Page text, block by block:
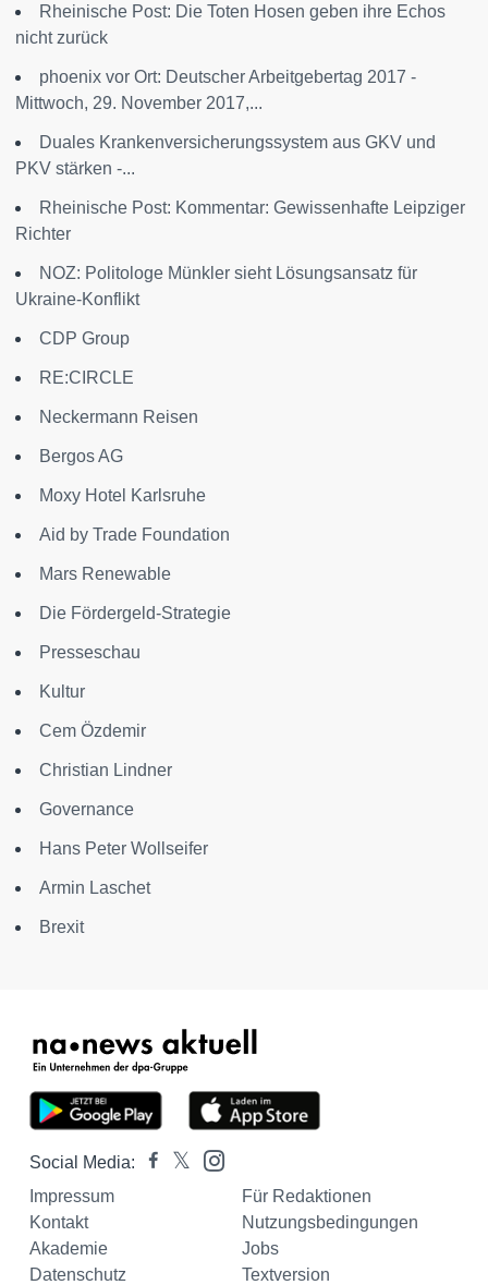
Rheinische Post: Die Toten Hosen geben ihre Echos
nicht zurück
phoenix vor Ort: Deutscher Arbeitgebertag 2017 -
Mittwoch, 29. November 2017,...
Duales Krankenversicherungssystem aus GKV und
PKV stärken -...
Rheinische Post: Kommentar: Gewissenhafte Leipziger
Richter
NOZ: Politologe Münkler sieht Lösungsansatz für
Ukraine-Konflikt
CDP Group
RE:CIRCLE
Neckermann Reisen
Bergos AG
Moxy Hotel Karlsruhe
Aid by Trade Foundation
Mars Renewable
Die Fördergeld-Strategie
Presseschau
Kultur
Cem Özdemir
Christian Lindner
Governance
Hans Peter Wollseifer
Armin Laschet
Brexit
Social Media:
Impressum
Für Redaktionen
Kontakt
Nutzungsbedingungen
Akademie
Jobs
Datenschutz
Textversion